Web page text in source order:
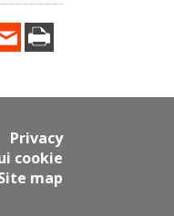
Privacy
cookie
map